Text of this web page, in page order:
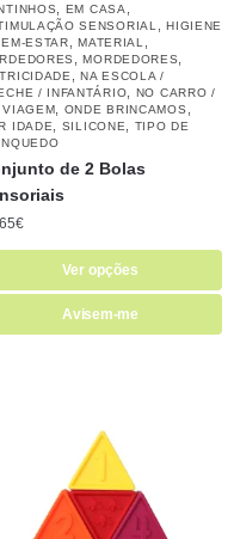
EM CASA
SENSORIAL ,HIGIENE
ESTAR
,MATERIAL
,MORDEDORES
,NA ESCOLA /
/ INFANTÁRIO
NO CARRO /
VIAGEM
ONDE BRINCAMOS
IDADE SILICONE
TIPO DE
de 2 Bolas
€
Ver opções
Avisem-me